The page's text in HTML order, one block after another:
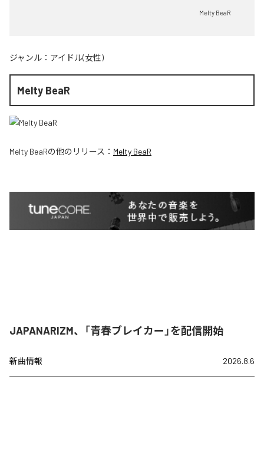
Melty BeaR
ジャンル： アイドル(女性)
Melty BeaR
Melty BeaRの他のリリース： Melty BeaR
JAPANARIZM、「青春ブレイカー」を配信開始
新曲情報 2026.8.6